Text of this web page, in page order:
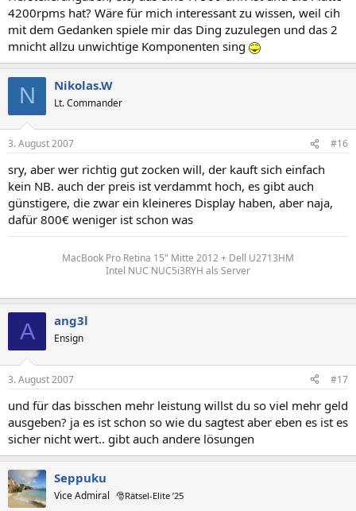
4200rpms hat? Wäre für mich interessant zu wissen, weil cih
mit dem Gedanken spiele mir das Ding zuzulegen und das 2
mnicht allzu unwichtige Komponenten sing
N Nikolas.W
Lt. Commander
3. August 2007 #16
sry, aber wer richtig gut zocken will, der kauft sich einfach
kein NB. auch der preis ist verdammt hoch, es gibt auch
günstigere, die zwar ein kleineres Display haben, aber naja,
dafür 800€ weniger ist schon was
MacBook Pro Retina 15" Mitte 2012 + Dell U2713HM
Intel NUC NUC5i3RYH als Server
A ang3l
Ensign
3. August 2007 #17
und für das bisschen mehr leistung willst du so viel mehr geld
ausgeben? ja es ist schon so wie du sagtest aber eben es ist es
sicher nicht wert.. gibt auch andere lösungen
Seppuku
Vice Admiral 🎅Rätsel-Elite ’25